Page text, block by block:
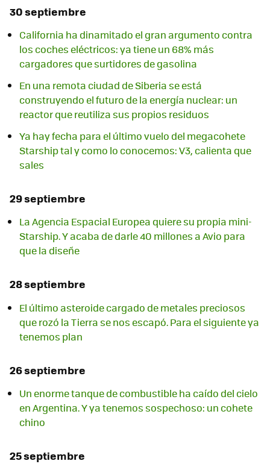
30 septiembre
California ha dinamitado el gran argumento contra
los coches eléctricos: ya tiene un 68% más
cargadores que surtidores de gasolina
En una remota ciudad de Siberia se está
construyendo el futuro de la energía nuclear: un
reactor que reutiliza sus propios residuos
Ya hay fecha para el último vuelo del megacohete
Starship tal y como lo conocemos: V3, calienta que
sales
29 septiembre
La Agencia Espacial Europea quiere su propia mini-
Starship. Y acaba de darle 40 millones a Avio para
que la diseñe
28 septiembre
El último asteroide cargado de metales preciosos
que rozó la Tierra se nos escapó. Para el siguiente ya
tenemos plan
26 septiembre
Un enorme tanque de combustible ha caído del cielo
en Argentina. Y ya tenemos sospechoso: un cohete
chino
25 septiembre